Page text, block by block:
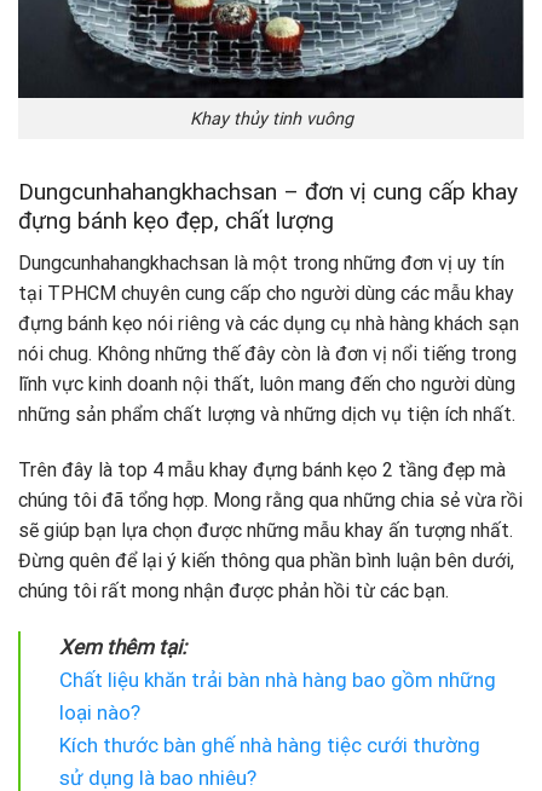
Khay thủy tinh vuông
Dungcunhahangkhachsan – đơn vị cung cấp khay
đựng bánh kẹo đẹp, chất lượng
Dungcunhahangkhachsan là một trong những đơn vị uy tín
tại TPHCM chuyên cung cấp cho người dùng các mẫu khay
đựng bánh kẹo nói riêng và các dụng cụ nhà hàng khách sạn
nói chug. Không những thế đây còn là đơn vị nổi tiếng trong
lĩnh vực kinh doanh nội thất, luôn mang đến cho người dùng
những sản phẩm chất lượng và những dịch vụ tiện ích nhất.
Trên đây là top 4 mẫu khay đựng bánh kẹo 2 tầng đẹp mà
chúng tôi đã tổng hợp. Mong rằng qua những chia sẻ vừa rồi
sẽ giúp bạn lựa chọn được những mẫu khay ấn tượng nhất.
Đừng quên để lại ý kiến ​​thông qua phần bình luận bên dưới,
chúng tôi rất mong nhận được phản hồi từ các bạn.
Xem thêm tại:
Chất liệu khăn trải bàn nhà hàng bao gồm những
loại nào?
Kích thước bàn ghế nhà hàng tiệc cưới thường
sử dụng là bao nhiêu?